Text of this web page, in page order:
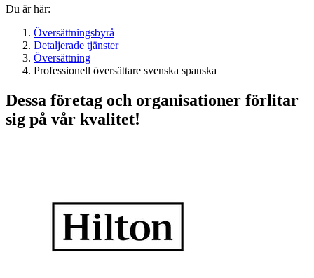
Du är här:
Översättningsbyrå
Detaljerade tjänster
Översättning
Professionell översättare svenska spanska
Dessa företag och organisationer förlitar
sig på vår kvalitet!